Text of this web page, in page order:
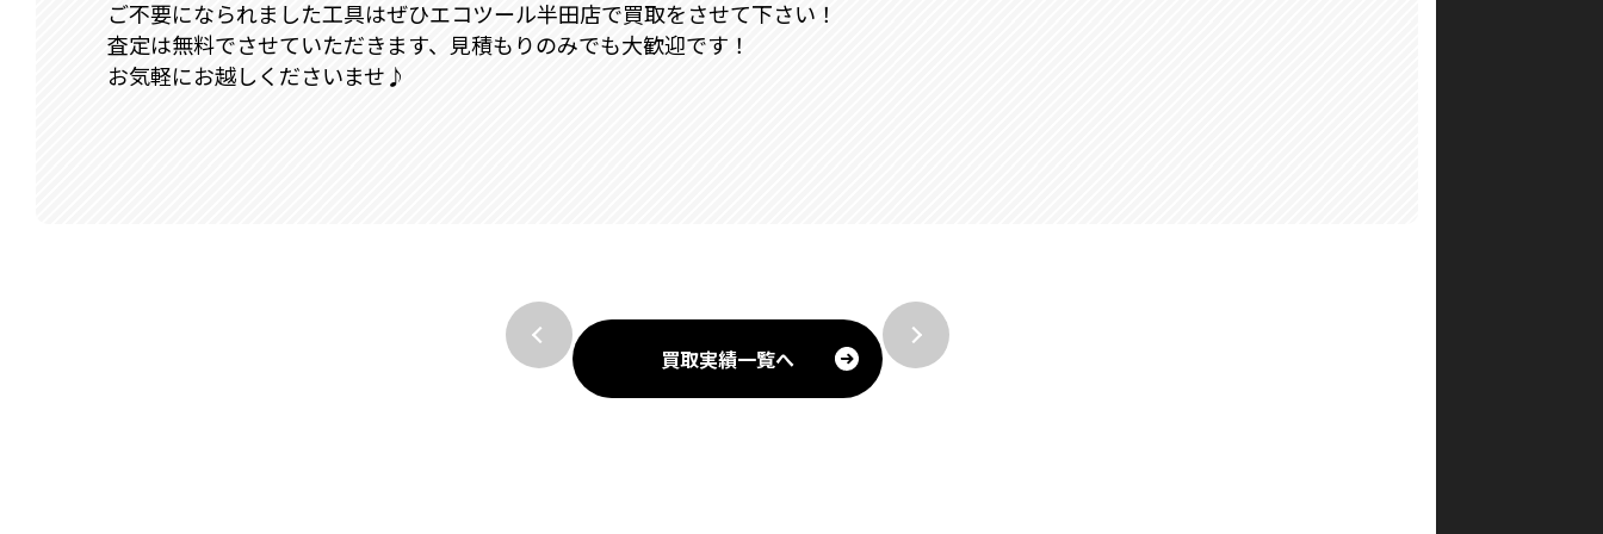
ご不要になられました工具はぜひエコツール半田店で買取をさせて下さい！
査定は無料でさせていただきます、見積もりのみでも大歓迎です！
お気軽にお越しくださいませ♪
買取実績一覧へ